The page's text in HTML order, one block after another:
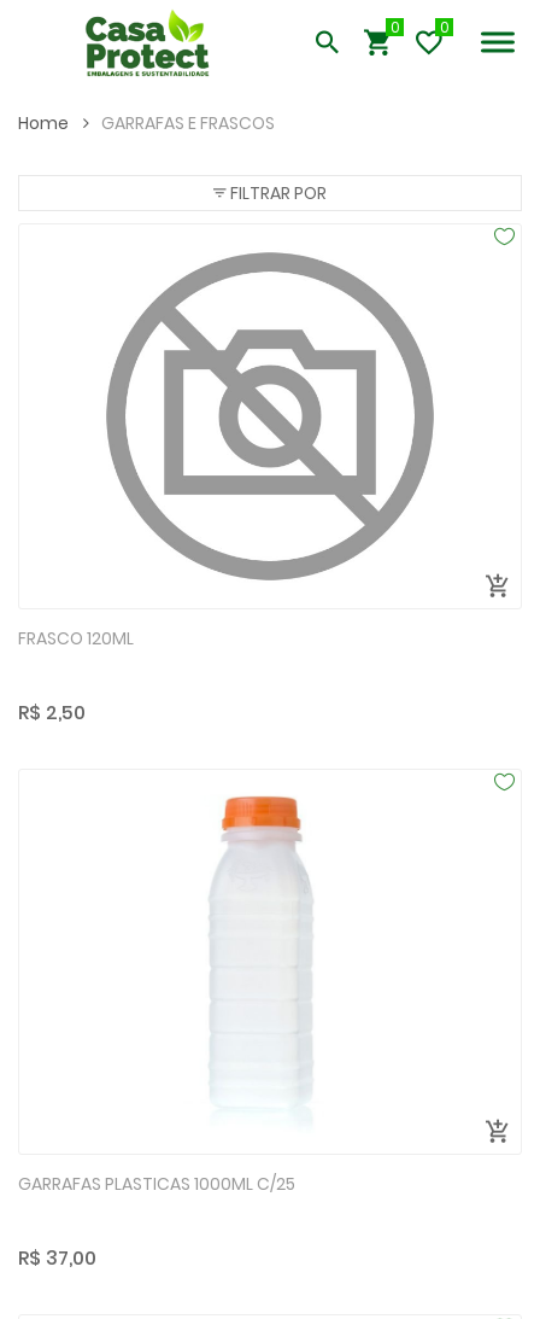
0
Home GARRAFAS E FRASCOS
FILTRAR POR
FRASCO 120ML
R$ 2,50
GARRAFAS PLASTICAS 1000ML C/25
R$ 37,00